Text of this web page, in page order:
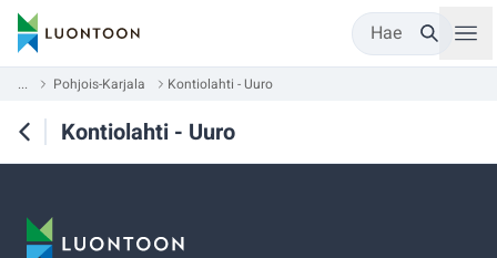
Hae
... Pohjois-Karjala Kontiolahti - Uuro
Kontiolahti - Uuro